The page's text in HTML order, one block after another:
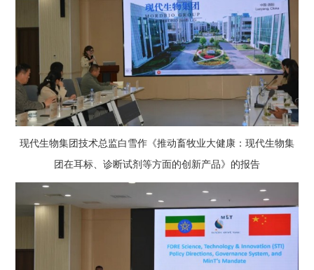
现代生物集团技术总监白雪作《推动畜牧业大健康：现代生物集
团在耳标、诊断试剂等方面的创新产品》的报告